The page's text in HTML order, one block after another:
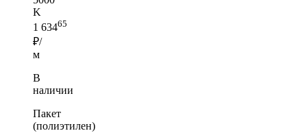
K
1 63465
₽/
м
В
наличии
Пакет
(полиэтилен)